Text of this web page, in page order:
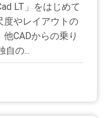
LT」をはじめて
度やレイアウトの
CADからの乗り
自の...